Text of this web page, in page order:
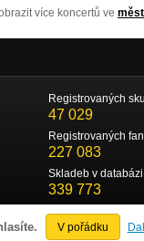
V pořádku
více koncertů ve
Registrovaných
47 029
Registrovaných
227 083
Skladeb v databázi
339 773